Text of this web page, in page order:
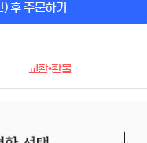
후 주문하기
교환•환불